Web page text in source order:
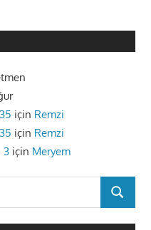
için Remzi
için Remzi
3 için Meryem
SEARCH